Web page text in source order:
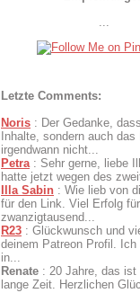
Letzte Comments:
Noris : Der Gedanke,
Inhalte, sondern auch das
irgendwann nicht...
Petra : Sehr gerne, liebe
hatte jetzt wegen des
Illa Sabin : Wie lieb von
für den Link. Viel Erfolg
zwanzigtausend...
R23 : Glückwunsch und
deinem Patreon Profil. Ich
in...
Renate : 20 Jahre, das ist
lange Zeit. Herzlichen